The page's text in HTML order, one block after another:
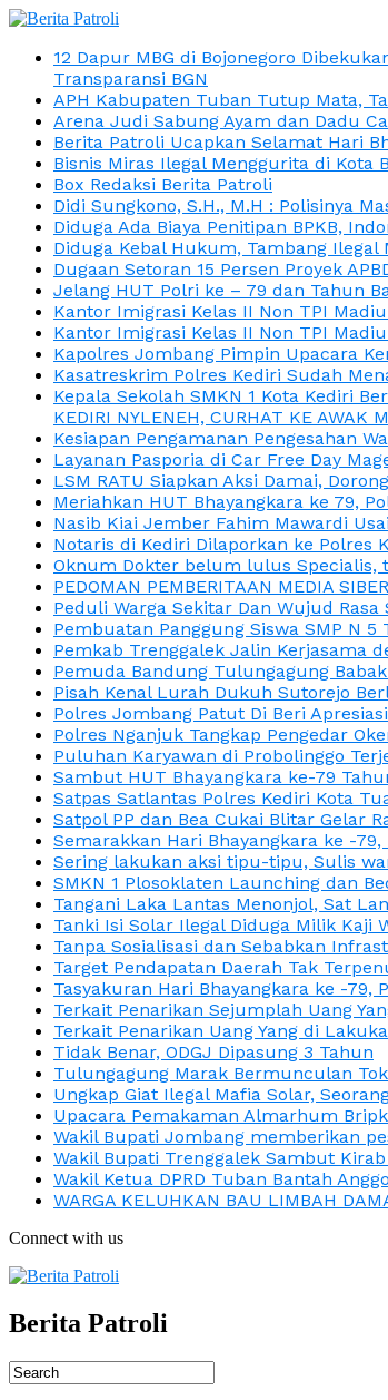
12 Dapur MBG di Bojonegoro
Transparansi BGN
APH Kabupaten Tuban Tutup Mata,
Arena Judi Sabung Ayam dan Dadu
Berita Patroli Ucapkan Selamat Hari
Bisnis Miras Ilegal Menggurita di Kota
Box Redaksi Berita Patroli
Didi Sungkono, S.H., M.H : Polisinya
Diduga Ada Biaya Penitipan BPKB,
Diduga Kebal Hukum, Tambang
Dugaan Setoran 15 Persen Proyek
Jelang HUT Polri ke – 79 dan Tahun
Kantor Imigrasi Kelas II Non TPI
Kantor Imigrasi Kelas II Non TPI
Kapolres Jombang Pimpin Upacara
Kasatreskrim Polres Kediri Sudah
Kepala Sekolah SMKN 1 Kota Kediri
KEDIRI NYLENEH, CURHAT KE AWAK
Kesiapan Pengamanan Pengesahan
Layanan Pasporia di Car Free Day
LSM RATU Siapkan Aksi Damai,
Meriahkan HUT Bhayangkara ke 79,
Nasib Kiai Jember Fahim Mawardi
Notaris di Kediri Dilaporkan ke Polres
Oknum Dokter belum lulus Specialis,
PEDOMAN PEMBERITAAN MEDIA SIBER
Peduli Warga Sekitar Dan Wujud Rasa
Pembuatan Panggung Siswa SMP N 5
Pemkab Trenggalek Jalin Kerjasama
Pemuda Bandung Tulungagung
Pisah Kenal Lurah Dukuh Sutorejo
Polres Jombang Patut Di Beri
Polres Nganjuk Tangkap Pengedar
Puluhan Karyawan di Probolinggo
Sambut HUT Bhayangkara ke-79
Satpas Satlantas Polres Kediri Kota
Satpol PP dan Bea Cukai Blitar Gelar
Semarakkan Hari Bhayangkara ke -
Sering lakukan aksi tipu-tipu, Sulis
SMKN 1 Plosoklaten Launching dan
Tangani Laka Lantas Menonjol, Sat
Tanki Isi Solar Ilegal Diduga Milik Kaji
Tanpa Sosialisasi dan Sebabkan
Target Pendapatan Daerah Tak
Tasyakuran Hari Bhayangkara ke -79,
Terkait Penarikan Sejumplah Uang
Terkait Penarikan Uang Yang di
Tidak Benar, ODGJ Dipasung 3 Tahun
Tulungagung Marak Bermunculan
Ungkap Giat Ilegal Mafia Solar,
Upacara Pemakaman Almarhum
Wakil Bupati Jombang memberikan
Wakil Bupati Trenggalek Sambut
Wakil Ketua DPRD Tuban Bantah
WARGA KELUHKAN BAU LIMBAH
Connect with us
Berita Patroli